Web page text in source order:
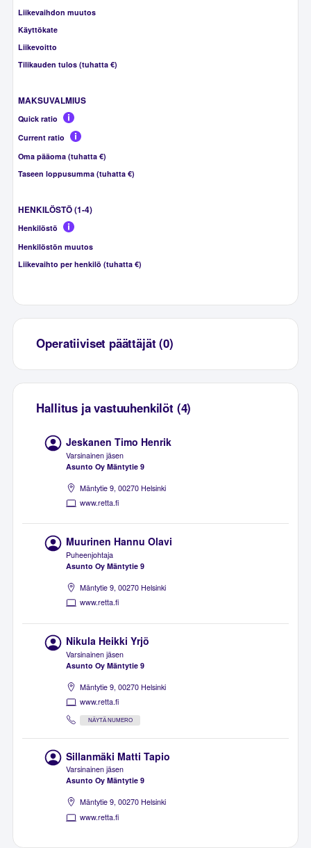
Liikevaihdon muutos
Käyttökate
Liikevoitto
Tilikauden tulos (tuhatta €)
MAKSUVALMIUS
Quick ratio
Current ratio
Oma pääoma (tuhatta €)
Taseen loppusumma (tuhatta €)
HENKILÖSTÖ (1-4)
Henkilöstö
Henkilöstön muutos
Liikevaihto per henkilö (tuhatta €)
Operatiiviset päättäjät (0)
Hallitus ja vastuuhenkilöt (4)
Jeskanen Timo Henrik
Varsinainen jäsen
Asunto Oy Mäntytie 9
Mäntytie 9, 00270 Helsinki
www.retta.fi
Muurinen Hannu Olavi
Puheenjohtaja
Asunto Oy Mäntytie 9
Mäntytie 9, 00270 Helsinki
www.retta.fi
Nikula Heikki Yrjö
Varsinainen jäsen
Asunto Oy Mäntytie 9
Mäntytie 9, 00270 Helsinki
www.retta.fi
NÄYTÄ NUMERO
Sillanmäki Matti Tapio
Varsinainen jäsen
Asunto Oy Mäntytie 9
Mäntytie 9, 00270 Helsinki
www.retta.fi